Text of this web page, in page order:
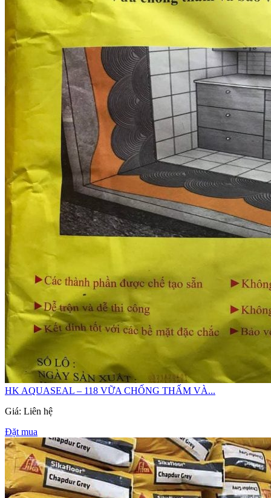
HK AQUASEAL – 118 VỮA CHỐNG THẤM VÀ...
Giá: Liên hệ
Đặt mua